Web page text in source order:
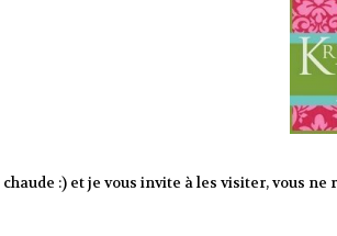
:) et je vous invite à les visiter, vous ne